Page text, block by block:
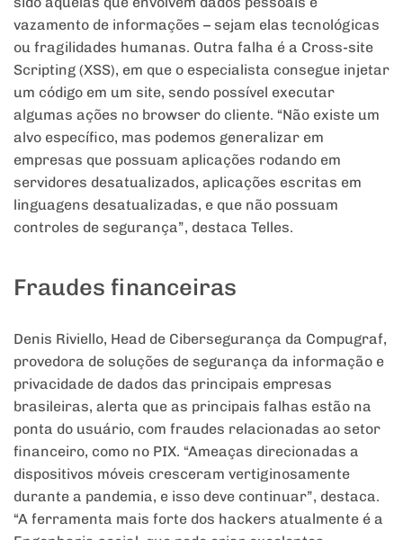
vazamento de informações – sejam elas tecnológicas
ou fragilidades humanas. Outra falha é a Cross-site
Scripting (XSS), em que o especialista consegue injetar
um código em um site, sendo possível executar
algumas ações no browser do cliente. “Não existe um
alvo específico, mas podemos generalizar em
empresas que possuam aplicações rodando em
servidores desatualizados, aplicações escritas em
linguagens desatualizadas, e que não possuam
controles de segurança”, destaca Telles.
Fraudes financeiras
Denis Riviello, Head de Cibersegurança da Compugraf,
provedora de soluções de segurança da informação e
privacidade de dados das principais empresas
brasileiras, alerta que as principais falhas estão na
ponta do usuário, com fraudes relacionadas ao setor
financeiro, como no PIX. “Ameaças direcionadas a
dispositivos móveis cresceram vertiginosamente
durante a pandemia, e isso deve continuar”, destaca.
“A ferramenta mais forte dos hackers atualmente é a